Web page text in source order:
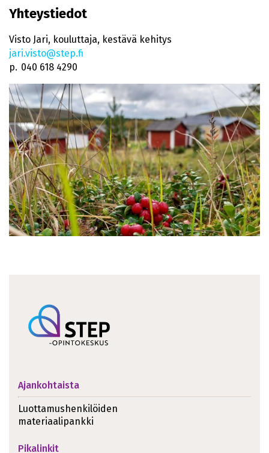
Yhteystiedot
Visto Jari, kouluttaja, kestävä kehitys
jari.visto@step.fi
p. 040 618 4290
Ajankohtaista
Luottamushenkilöiden
materiaalipankki
Pikalinkit